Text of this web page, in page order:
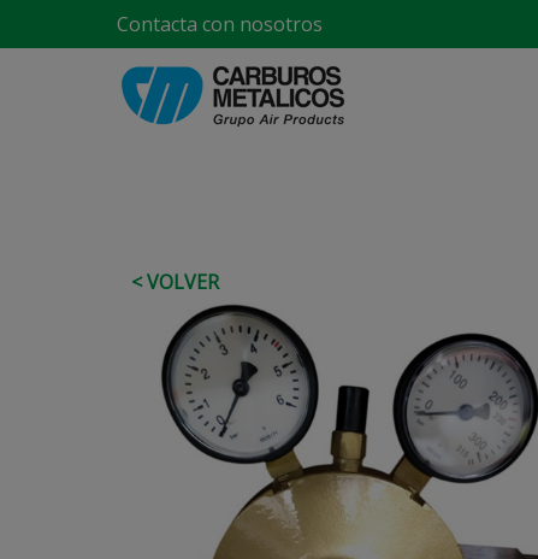
Contacta con nosotros
< VOLVER